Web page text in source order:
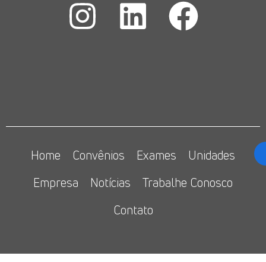
Home Convênios Exames
Unidades
Empresa
Notícias
Trabalhe Conosco
Contato